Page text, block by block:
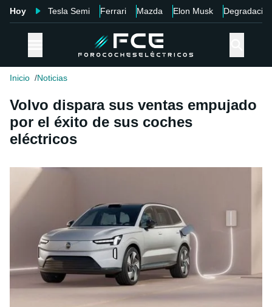
Hoy Tesla Semi Ferrari Mazda Elon Musk Degradación
Inicio Noticias
Volvo dispara sus ventas empujado
por el éxito de sus coches
eléctricos